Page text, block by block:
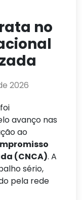
no
2026
avanço nas
ao
(CNCA). A
sério,
pela rede